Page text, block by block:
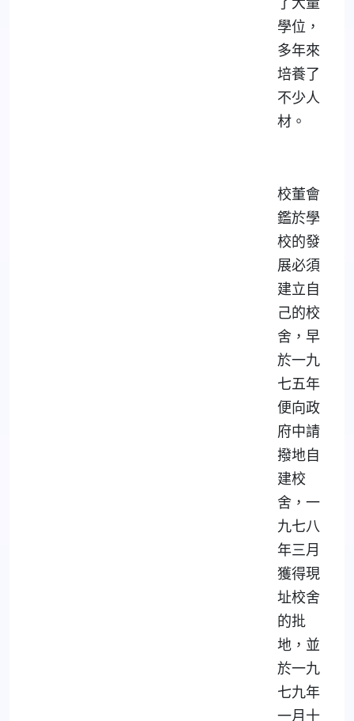
了大量
學位，
多年來
培養了
不少人
材。
校董會
鑑於學
校的發
展必須
建立自
己的校
舍，早
於一九
七五年
便向政
府中請
撥地自
建校
舍，一
九七八
年三月
獲得現
址校舍
的批
地，並
於一九
七九年
一月十